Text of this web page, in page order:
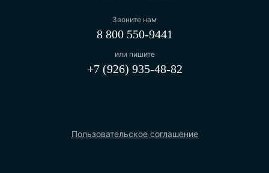
Звоните нам
8 800 550-9441
Пользовательское соглашение
или пишите
+7 (926) 935-48-82